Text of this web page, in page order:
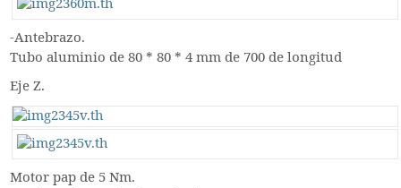
-Antebrazo.
Tubo aluminio de 80 * 80 * 4 mm de 700 de longitud
Eje Z.
Motor pap de 5 Nm.